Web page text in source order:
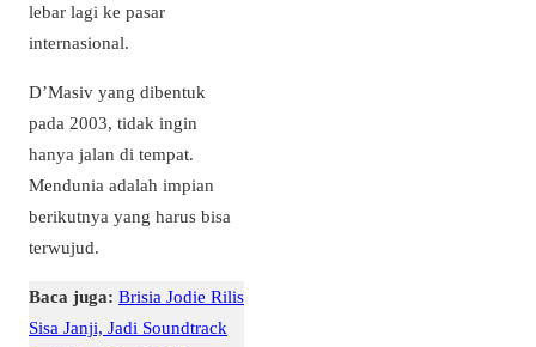
lebar lagi ke pasar
internasional.
D’Masiv yang dibentuk
pada 2003, tidak ingin
hanya jalan di tempat.
Mendunia adalah impian
berikutnya yang harus bisa
terwujud.
Baca juga: Brisia Jodie Rilis
Sisa Janji, Jadi Soundtrack